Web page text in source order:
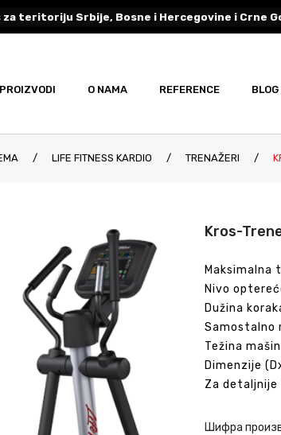
teritoriju Srbije, Bosne i Hercegovine i Crne
PROIZVODI O NAMA REFERENCE BLOG
/ LIFE FITNESS KARDIO / TRENAŽERI /
Kros-
Maksimalna
Nivo
Dužina
Samostalno
Težina
Dimenzije
Za
Шифра